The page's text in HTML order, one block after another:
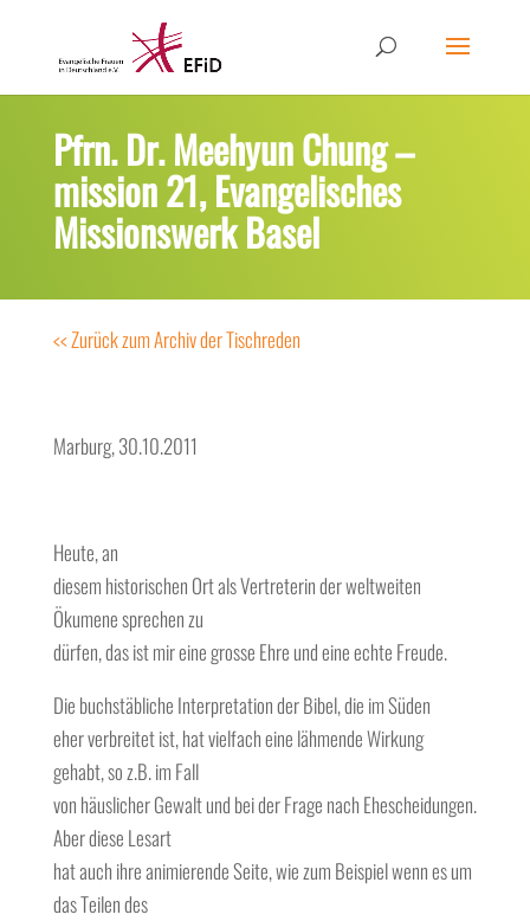
Pfrn. Dr. Meehyun Chung –
mission 21, Evangelisches
Missionswerk Basel
<< Zurück zum Archiv der Tischreden
Marburg, 30.10.2011
Heute, an
diesem historischen Ort als Vertreterin der weltweiten
Ökumene sprechen zu
dürfen, das ist mir eine grosse Ehre und eine echte Freude.
Die buchstäbliche Interpretation der Bibel, die im Süden
eher verbreitet ist, hat vielfach eine lähmende Wirkung
gehabt, so z.B. im Fall
von häuslicher Gewalt und bei der Frage nach Ehescheidungen.
Aber diese Lesart
hat auch ihre animierende Seite, wie zum Beispiel wenn es um
das Teilen des